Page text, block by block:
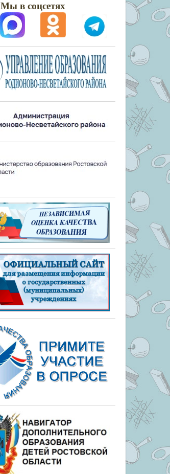
Мы в соцсетях